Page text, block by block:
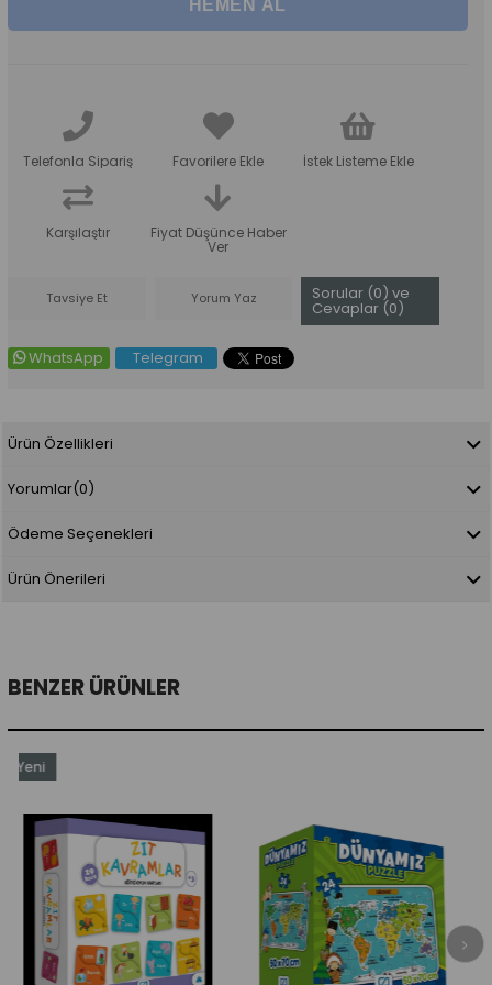
Telefonla Sipariş Favorilere Ekle İstek Listeme Ekle
Karşılaştır Fiyat Düşünce Haber
Ver
Tavsiye Et Yorum Yaz Sorular (0) ve
Cevaplar (0)
WhatsApp Telegram
Ürün Özellikleri
Yorumlar(0)
Ödeme Seçenekleri
Ürün Önerileri
BENZER ÜRÜNLER